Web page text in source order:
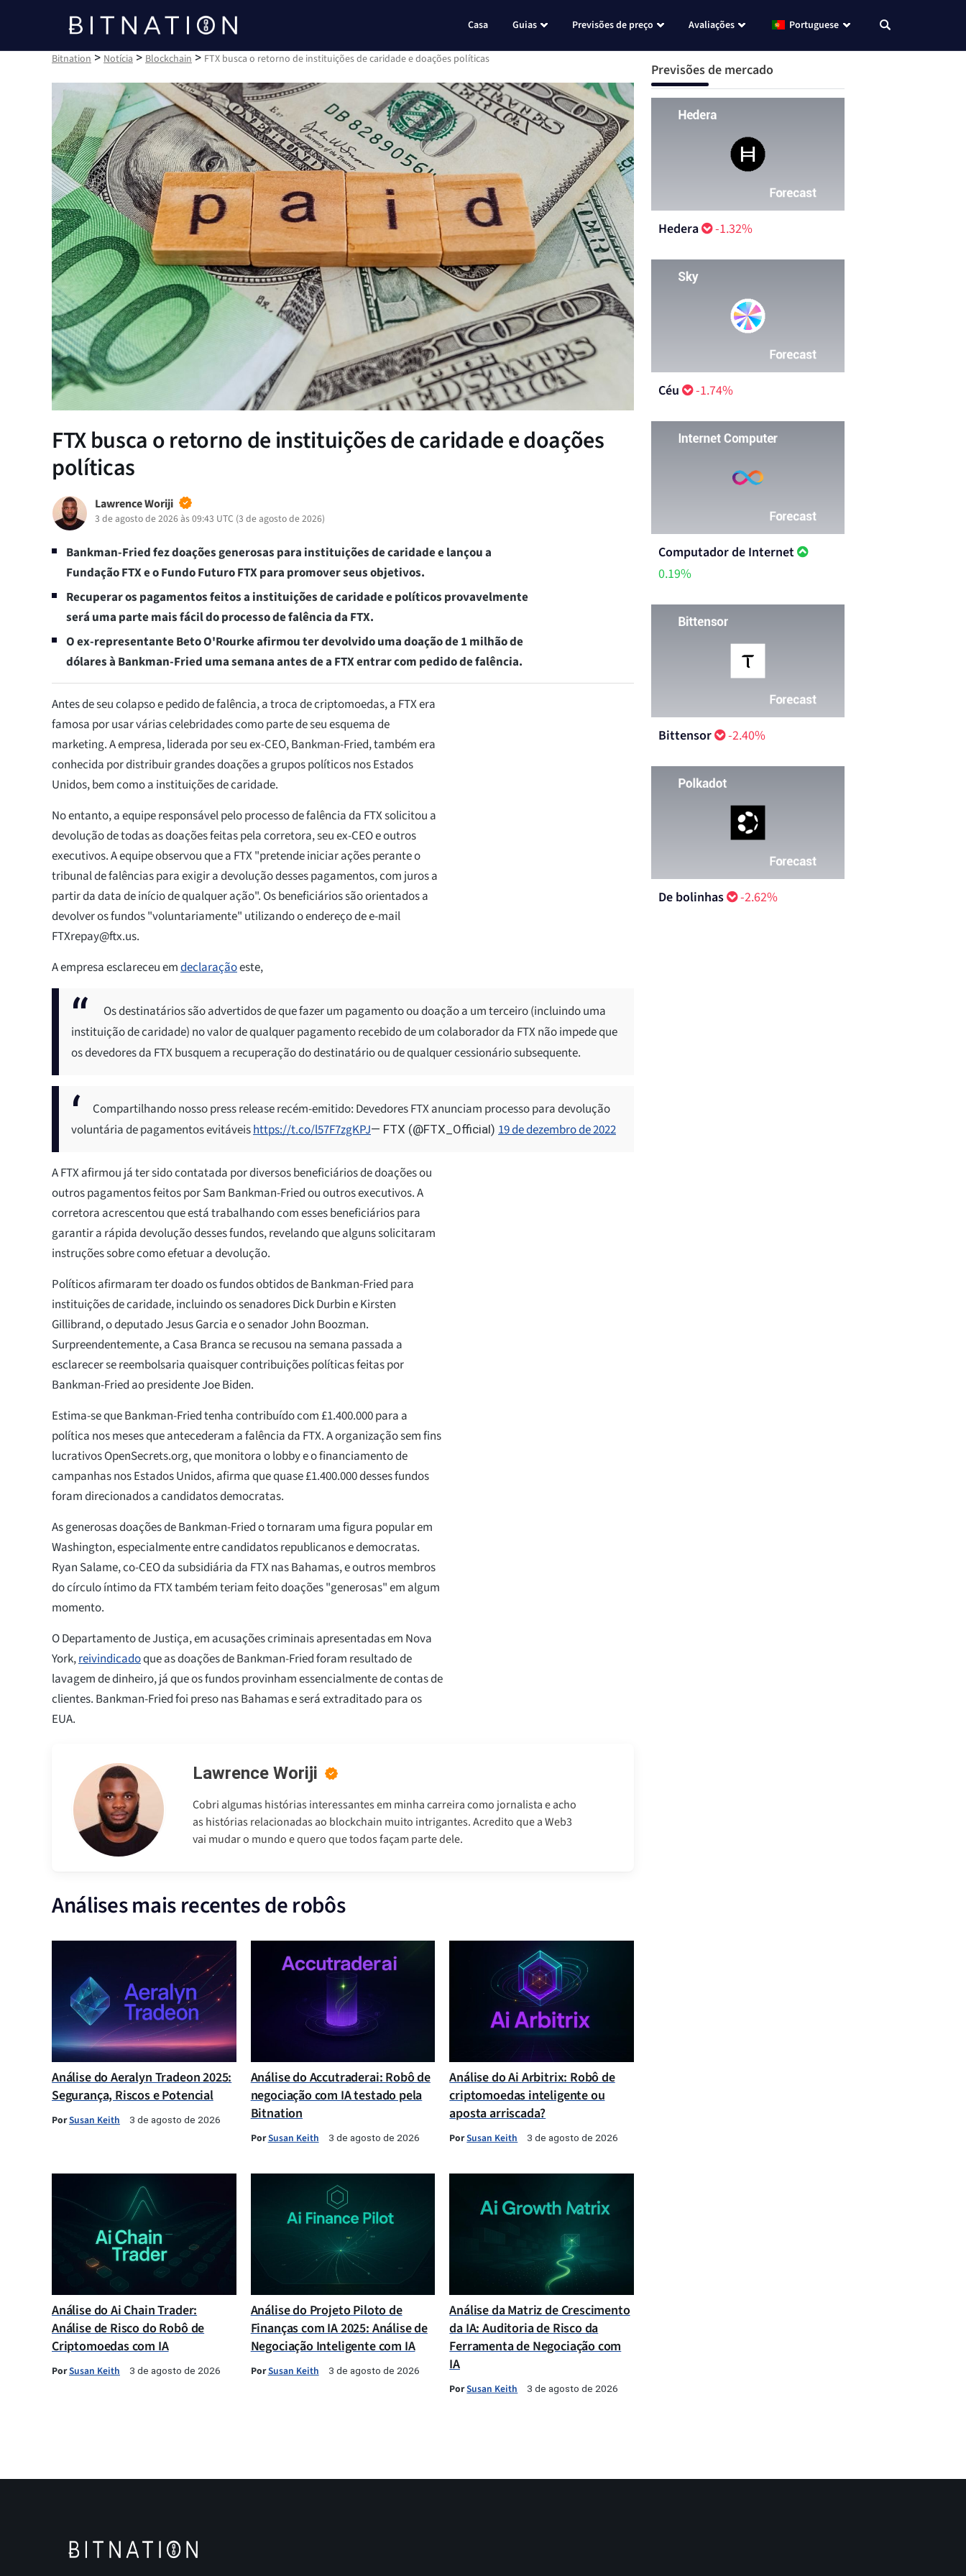
Bitnation
Casa Guias Previsões de preço Avaliações Portuguese
Bitnation > Notícia > Blockchain > FTX busca o retorno de instituições de caridade e doações políticas
FTX busca o retorno de instituições de caridade e doações
políticas
Lawrence Woriji
3 de agosto de 2026 às 09:43 UTC (3 de agosto de 2026)
Bankman-Fried fez doações generosas para instituições de caridade e lançou a
Fundação FTX e o Fundo Futuro FTX para promover seus objetivos.
Recuperar os pagamentos feitos a instituições de caridade e políticos provavelmente
será uma parte mais fácil do processo de falência da FTX.
O ex-representante Beto O'Rourke afirmou ter devolvido uma doação de 1 milhão de
dólares à Bankman-Fried uma semana antes de a FTX entrar com pedido de falência.
Antes de seu colapso e pedido de falência, a troca de criptomoedas, a FTX era
famosa por usar várias celebridades como parte de seu esquema de
marketing. A empresa, liderada por seu ex-CEO, Bankman-Fried, também era
conhecida por distribuir grandes doações a grupos políticos nos Estados
Unidos, bem como a instituições de caridade.
No entanto, a equipe responsável pelo processo de falência da FTX solicitou a
devolução de todas as doações feitas pela corretora, seu ex-CEO e outros
executivos. A equipe observou que a FTX "pretende iniciar ações perante o
tribunal de falências para exigir a devolução desses pagamentos, com juros a
partir da data de início de qualquer ação". Os beneficiários são orientados a
devolver os fundos "voluntariamente" utilizando o endereço de e-mail
FTXrepay@ftx.us.
A empresa esclareceu emdeclaraçãoeste,
Os destinatários são advertidos de que fazer um pagamento ou doação a um terceiro (incluindo uma
instituição de caridade) no valor de qualquer pagamento recebido de um colaborador da FTX não impede que
os devedores da FTX busquem a recuperação do destinatário ou de qualquer cessionário subsequente.
Compartilhando nosso press release recém-emitido: Devedores FTX anunciam processo para devolução
voluntária de pagamentos evitáveishttps://t.co/l57F7zgKPJ— FTX (@FTX_Official) 19 de dezembro de 2022
A FTX afirmou já ter sido contatada por diversos beneficiários de doações ou
outros pagamentos feitos por Sam Bankman-Fried ou outros executivos. A
corretora acrescentou que está trabalhando com esses beneficiários para
garantir a rápida devolução desses fundos, revelando que alguns solicitaram
instruções sobre como efetuar a devolução.
Políticos afirmaram ter doado os fundos obtidos de Bankman-Fried para
instituições de caridade, incluindo os senadores Dick Durbin e Kirsten
Gillibrand, o deputado Jesus Garcia e o senador John Boozman.
Surpreendentemente, a Casa Branca se recusou na semana passada a
esclarecer se reembolsaria quaisquer contribuições políticas feitas por
Bankman-Fried ao presidente Joe Biden.
Estima-se que Bankman-Fried tenha contribuído com £1.400.000 para a
política nos meses que antecederam a falência da FTX. A organização sem fins
lucrativos OpenSecrets.org, que monitora o lobby e o financiamento de
campanhas nos Estados Unidos, afirma que quase £1.400.000 desses fundos
foram direcionados a candidatos democratas.
As generosas doações de Bankman-Fried o tornaram uma figura popular em
Washington, especialmente entre candidatos republicanos e democratas.
Ryan Salame, co-CEO da subsidiária da FTX nas Bahamas, e outros membros
do círculo íntimo da FTX também teriam feito doações "generosas" em algum
momento.
O Departamento de Justiça, em acusações criminais apresentadas em Nova
York,reivindicadoque as doações de Bankman-Fried foram resultado de
lavagem de dinheiro, já que os fundos provinham essencialmente de contas de
clientes. Bankman-Fried foi preso nas Bahamas e será extraditado para os
EUA.
Lawrence Woriji
Cobri algumas histórias interessantes em minha carreira como jornalista e acho
as histórias relacionadas ao blockchain muito intrigantes. Acredito que a Web3
vai mudar o mundo e quero que todos façam parte dele.
Análises mais recentes de robôs
Análise do Aeralyn Tradeon 2025:
Segurança, Riscos e Potencial
PorSusan Keith 3 de agosto de 2026
Análise do Accutraderai: Robô de
negociação com IA testado pela
Bitnation
PorSusan Keith 3 de agosto de 2026
Análise do Ai Arbitrix: Robô de
criptomoedas inteligente ou
aposta arriscada?
PorSusan Keith 3 de agosto de 2026
Análise do Ai Chain Trader:
Análise de Risco do Robô de
Criptomoedas com IA
PorSusan Keith 3 de agosto de 2026
Análise do Projeto Piloto de
Finanças com IA 2025: Análise de
Negociação Inteligente com IA
PorSusan Keith 3 de agosto de 2026
Análise da Matriz de Crescimento
da IA: Auditoria de Risco da
Ferramenta de Negociação com
IA
PorSusan Keith 3 de agosto de 2026
Previsões de mercado
Hedera -1.32%
Céu -1.74%
Computador de Internet
0.19%
Bittensor -2.40%
De bolinhas -2.62%